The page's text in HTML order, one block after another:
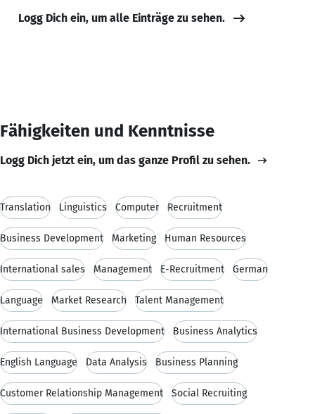
Logg Dich ein, um alle Einträge zu sehen.
Fähigkeiten und Kenntnisse
Logg Dich jetzt ein, um das ganze Profil zu sehen.
Translation Linguistics Computer Recruitment
Business Development Marketing Human Resources
International sales Management E-Recruitment German
Language Market Research Talent Management
International Business Development Business Analytics
English Language Data Analysis Business Planning
Customer Relationship Management Social Recruiting